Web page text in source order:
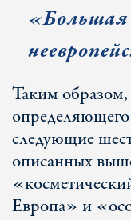
«Большая
Таким
следующие
описанных
Европа» и